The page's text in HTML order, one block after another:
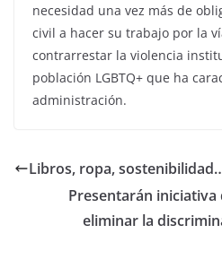
necesidad una vez más de
civil a hacer su trabajo por la
contrarrestar la violencia
población LGBTQ+ que ha
administración.
Libros, ropa,
Presentarán
eliminar la